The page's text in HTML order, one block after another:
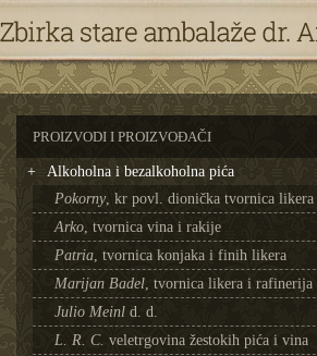
PROIZVODI I PROIZVOĐAČI
Alkoholna i bezalkoholna pića
Pokorny, kr povl. dionička tvornica likera
Arko, tvornica vina i rakije
Patria, tvornica konjaka i finih likera
Marijan Badel, tvornica likera i rafinerija
Julio Meinl d. d.
L. R. C. veletrgovina žestokih pića i vina